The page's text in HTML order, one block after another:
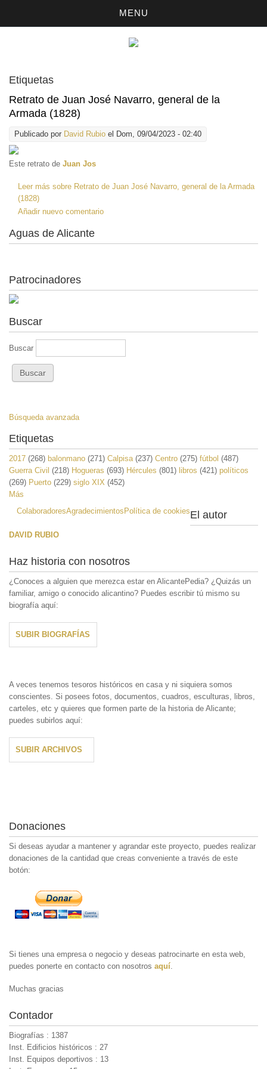
MENU
Etiquetas
Retrato de Juan José Navarro, general de la
Armada (1828)
Publicado por David Rubio el Dom, 09/04/2023 - 02:40
Este retrato de Juan Jos
Leer más sobre Retrato de Juan José Navarro, general de la Armada
(1828)
Añadir nuevo comentario
Aguas de Alicante
Patrocinadores
Buscar
Buscar
Búsqueda avanzada
Etiquetas
2017 (268) balonmano (271) Calpisa (237) Centro (275) fútbol (487)
Guerra Civil (218) Hogueras (693) Hércules (801) libros (421) políticos
(269) Puerto (229) siglo XIX (452)
Más
ColaboradoresAgradecimientos Política de cookiesEl autor
DAVID RUBIO
Haz historia con nosotros
¿Conoces a alguien que merezca estar en AlicantePedia? ¿Quizás un
familiar, amigo o conocido alicantino? Puedes escribir tú mismo su
biografía aquí:
SUBIR BIOGRAFÍAS
A veces tenemos tesoros históricos en casa y ni siquiera somos
conscientes. Si posees fotos, documentos, cuadros, esculturas, libros,
carteles, etc y quieres que formen parte de la historia de Alicante;
puedes subirlos aquí:
SUBIR ARCHIVOS
Donaciones
Si deseas ayudar a mantener y agrandar este proyecto, puedes realizar
donaciones de la cantidad que creas conveniente a través de este
botón:
Si tienes una empresa o negocio y deseas patrocinarte en esta web,
puedes ponerte en contacto con nosotros aquí.
Muchas gracias
Contador
Biografías : 1387
Inst. Edificios históricos : 27
Inst. Equipos deportivos : 13